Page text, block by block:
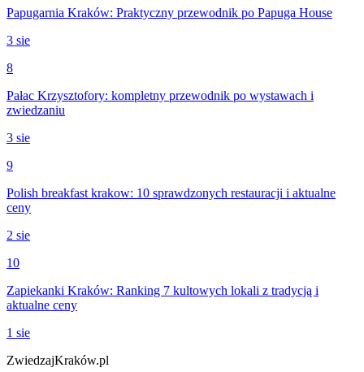
Papugarnia Kraków: Praktyczny przewodnik po Papuga House
3 sie
8
Pałac Krzysztofory: kompletny przewodnik po wystawach i
zwiedzaniu
3 sie
9
Polish breakfast krakow: 10 sprawdzonych restauracji i aktualne
ceny
2 sie
10
Zapiekanki Kraków: Ranking 7 kultowych lokali z tradycją i
aktualne ceny
1 sie
ZwiedzajKraków.pl